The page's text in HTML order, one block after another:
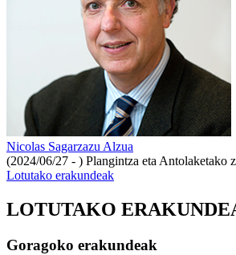
Nicolas Sagarzazu Alzua
(2024/06/27 - ) Plangintza eta Antolaketako
Lotutako erakundeak
LOTUTAKO
Goragoko erakundeak